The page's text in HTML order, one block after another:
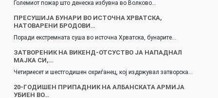
Големиот пожар што денеска избувна во Волково…
ПРЕСУШИЈА БУНАРИ ВО ИСТОЧНА ХРВАТСКА,
НАТОВАРЕНИ БРОДОВИ…
Поради екстремната суша во источна Хрватска, бунарите…
ЗАТВОРЕНИК НА ВИКЕНД-ОТСУСТВО ЈА НАПАДНАЛ
МАЈКА СИ,…
Четириесет и шестгодишен охриѓанец, кој издржувал затворска…
20-ГОДИШЕН ПРИПАДНИК НА АЛБАНСКАТА АРМИЈА
УБИЕН ВО…